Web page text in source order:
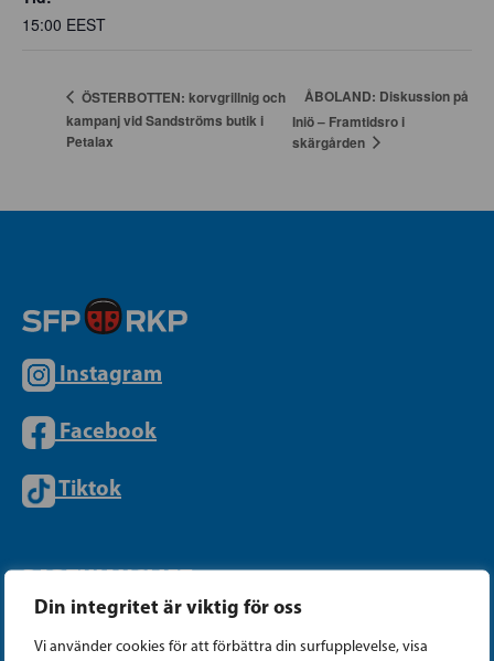
Din integritet är viktig för oss
Vi använder cookies för att förbättra din surfupplevelse, visa
15:00 EEST
ÖSTERBOTTEN: korvgrillnig och
kampanj vid Sandströms butik i
Petalax
ÅBOLAND: Diskussion på
Iniö – Framtidsro i
skärgården
Instagram
Facebook
Tiktok
PARTIKANSLIET
Telefon (09) 693 070